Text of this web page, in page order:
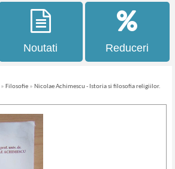
Noutati Reduceri
» Filosofie » Nicolae Achimescu - Istoria si filosofia religiilor.